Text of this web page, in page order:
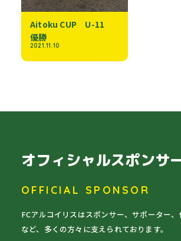
Aitoku CUP U-11
優勝
2021.11.10
オフィシャルスポンサ
OFFICIAL SPONSOR
FCアルコイリスはスポンサー、サポーター
など、多くの方々に支えられております。